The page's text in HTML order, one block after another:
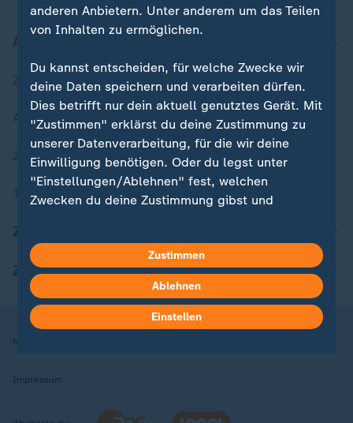
Zuletzt veröffentlicht
Aktuelle Sendungs-Videos
ZDFheute Stories
Themen im Überblick
ZDFheute Apps
Nutzungsbedingungen
Impressum
anderen Anbietern. Unter anderem um das Teilen
von Inhalten zu ermöglichen.
Du kannst entscheiden, für welche Zwecke wir
deine Daten speichern und verarbeiten dürfen.
Dies betrifft nur dein aktuell genutztes Gerät. Mit
"Zustimmen" erklärst du deine Zustimmung zu
unserer Datenverarbeitung, für die wir deine
Einwilligung benötigen. Oder du legst unter
"Einstellungen/Ablehnen" fest, welchen
Zwecken du deine Zustimmung gibst und
in deinen Einstellungen widerrufen oder ändern.
Hier findest du das Impressum.
Weitere Informationen findest du in unserer
Datenschutzerklärung.
Zustimmen
Ablehnen
Einstellen